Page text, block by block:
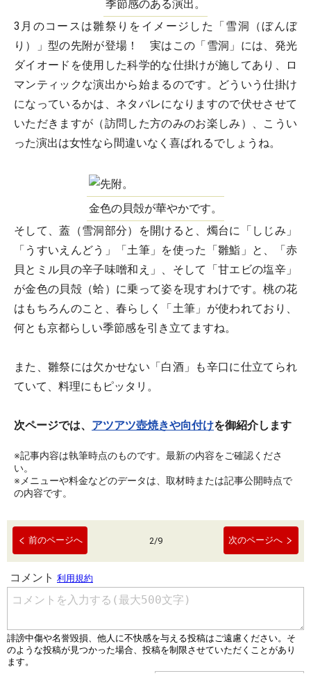
季節感のある演出。
3月のコースは雛祭りをイメージした「雪洞（ぼんぼ
り）」型の先附が登場！ 実はこの「雪洞」には、発光
ダイオードを使用した科学的な仕掛けが施してあり、ロ
マンティックな演出から始まるのです。どういう仕掛け
になっているかは、ネタバレになりますので伏せさせて
いただきますが（訪問した方のみのお楽しみ）、こうい
った演出は女性なら間違いなく喜ばれるでしょうね。
金色の貝殻が華やかです。
そして、蓋（雪洞部分）を開けると、燭台に「しじみ」
「うすいえんどう」「土筆」を使った「雛鮨」と、「赤
貝とミル貝の辛子味噌和え」、そして「甘エビの塩辛」
が金色の貝殻（蛤）に乗って姿を現すわけです。桃の花
はもちろんのこと、春らしく「土筆」が使われており、
何とも京都らしい季節感を引き立てますね。
また、雛祭には欠かせない「白酒」も辛口に仕立てられ
ていて、料理にもピッタリ。
次ページでは、 アツアツ壺焼きや向付けを御紹介します
※記事内容は執筆時点のものです。最新の内容をご確認くださ
い。
※メニューや料金などのデータは、取材時または記事公開時点で
の内容です。
前のページへ 2/9 次のページへ